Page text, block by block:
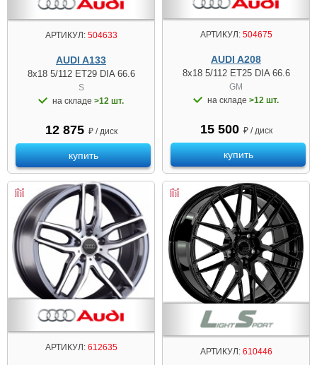
АРТИКУЛ:504633
AUDI A133
8x18 5/112 ET29 DIA 66.6
S
на складе >12 шт.
12 875 ₽ / диск
купить
АРТИКУЛ:504675
AUDI A208
8x18 5/112 ET25 DIA 66.6
GM
на складе >12 шт.
15 500 ₽ / диск
купить
АРТИКУЛ:612635 АРТИКУЛ:610446